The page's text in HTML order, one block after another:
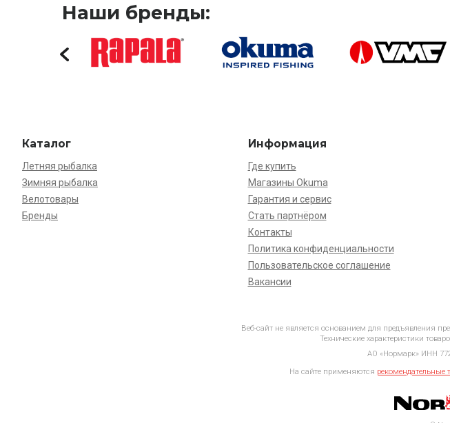
Наши бренды:
Каталог
Летняя рыбалка
Зимняя рыбалка
Велотовары
Бренды
Информация
Где купить
Магазины Okuma
Гарантия и сервис
Стать партнёром
Контакты
Политика конфиденциальности
Пользовательское соглашение
Вакансии
Веб-сайт не является основанием для предъявления
Технические характеристики
АО «Нормарк» ИНН
На сайте применяются рекомендательные